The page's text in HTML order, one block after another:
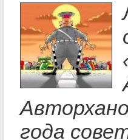
года